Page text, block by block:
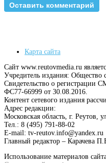
Карта сайта
Сайт www.reutovmedia.ru
Учредитель издания:
Свидетельство о регистрации
ФС77-66999 от 30.08.2016.
Контент сетевого издания
Адрес редакции:
Московская область, г. Реутов,
Тел.: 8 (495) 791-88-02
E-mail: tv-reutov.info@yandex.ru
Главный редактор – Карачева
Использование материалов